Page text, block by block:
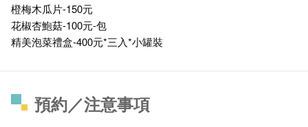
橙梅木瓜片-150元
花椒杏鮑菇-100元-包
精美泡菜禮盒-400元*三入*小罐裝
預約／注意事項